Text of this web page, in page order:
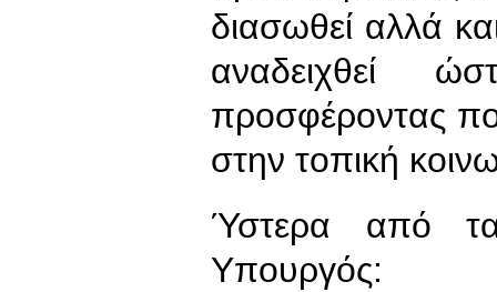
διασωθεί αλλά
αναδειχθεί
προσφέροντας
στην τοπική
Ύστερα από
Υπουργός: